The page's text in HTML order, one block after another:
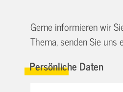
Gerne informieren wir
Thema, senden Sie uns
Persönliche Daten